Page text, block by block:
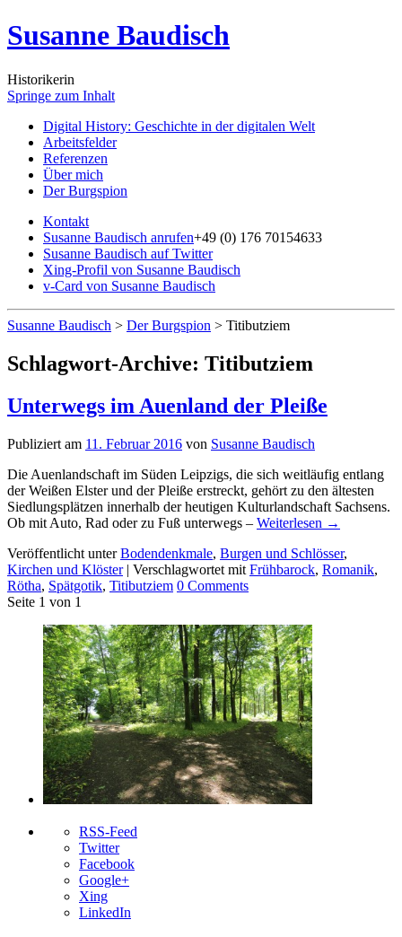
Susanne Baudisch
Historikerin
Springe zum Inhalt
Digital History: Geschichte in der digitalen Welt
Arbeitsfelder
Referenzen
Über mich
Der Burgspion
Kontakt
Susanne Baudisch anrufen+49 (0) 176 70154633
Susanne Baudisch auf Twitter
Xing-Profil von Susanne Baudisch
v-Card von Susanne Baudisch
Susanne Baudisch > Der Burgspion > Titibutziem
Schlagwort-Archive: Titibutziem
Unterwegs im Auenland der Pleiße
Publiziert am 11. Februar 2016 von Susanne Baudisch
Die Auenlandschaft im Süden Leipzigs, die sich weitläufig entlang
der Weißen Elster und der Pleiße erstreckt, gehört zu den ältesten
Siedlungsplätzen innerhalb der heutigen Kulturlandschaft Sachsens.
Ob mit Auto, Rad oder zu Fuß unterwegs – Weiterlesen →
Veröffentlicht unter Bodendenkmale, Burgen und Schlösser,
Kirchen und Klöster | Verschlagwortet mit Frühbarock, Romanik,
Rötha, Spätgotik, Titibutziem 0 Comments
Seite 1 von 1
RSS-Feed
Twitter
Facebook
Google+
Xing
LinkedIn